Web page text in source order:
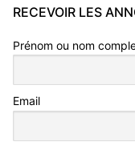
RECEVOIR LES
Prénom ou nom
Email